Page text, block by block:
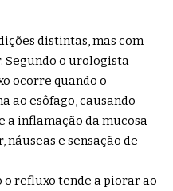
distintas, mas com
Segundo o urologista
ocorre quando o
ao esôfago, causando
a inflamação da mucosa
náuseas e sensação de
o refluxo tende a piorar ao